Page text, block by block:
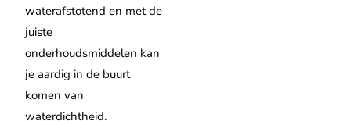
waterafstotend en met de
juiste
onderhoudsmiddelen kan
je aardig in de buurt
komen van
waterdichtheid.